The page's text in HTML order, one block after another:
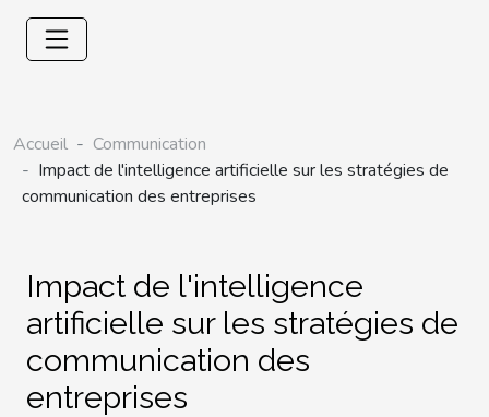
Accueil
Communication
Impact de l'intelligence artificielle sur les stratégies de
communication des entreprises
Impact de l'intelligence
artificielle sur les stratégies de
communication des
entreprises